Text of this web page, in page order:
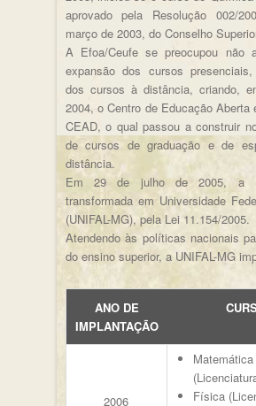
aprovado pela Resolução 002/
março de 2003, do Conselho
A Efoa/Ceufe se preocupou não
expansão dos cursos
dos cursos à distância, criando,
2004, o Centro de Educação Aberta
CEAD, o qual passou a construir
de cursos de graduação e de
distância.
Em 29 de julho de 2005, a
transformada em Universidade
(UNIFAL-MG), pela Lei 11.154/2005.
Atendendo às políticas nacionais
do ensino superior, a UNIFAL-MG
ANO DE
IMPLANTAÇÃO
2006
Matemática
Física